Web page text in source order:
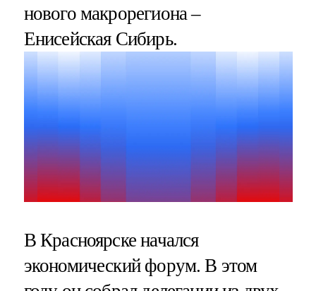
нового макрорегиона –
Енисейская Сибирь.
В Красноярске начался
экономический форум. В этом